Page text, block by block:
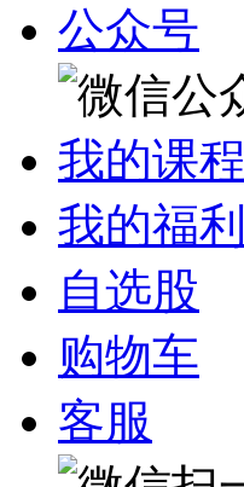
公众号
我的课程
我的福利
自选股
购物车
客服